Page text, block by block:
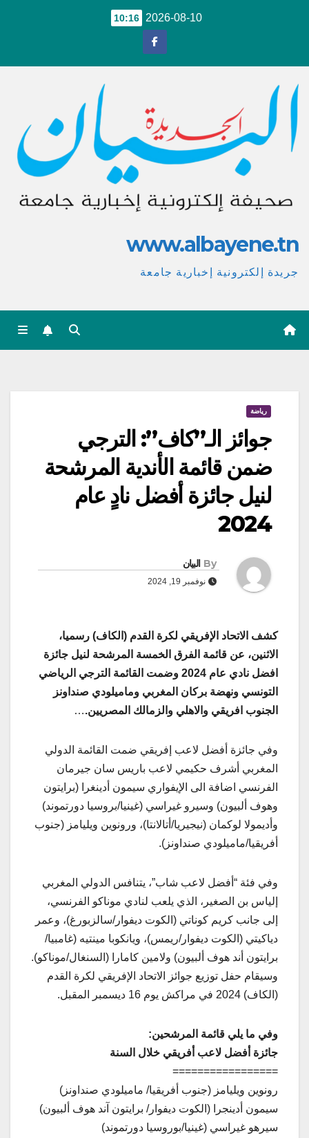
2026-08-10
10:16
www.albayene.tn
جريدة إلكترونية إخبارية جامعة
رياضة
جوائز الـ”كاف”: الترجي
ضمن قائمة الأندية المرشحة
لنيل جائزة أفضل نادٍ عام
2024
By البيان
نوفمبر 19, 2024
كشف الاتحاد الإفريقي لكرة القدم (الكاف) رسميا،
الاثنين، عن قائمة الفرق الخمسة المرشحة لنيل جائزة
افضل نادي عام 2024 وضمت القائمة الترجي الرياضي
التونسي ونهضة بركان المغربي وماميلودي صنداونز
الجنوب افريقي والاهلي والزمالك المصريين.…
وفي جائزة أفضل لاعب إفريقي ضمت القائمة الدولي
المغربي أشرف حكيمي لاعب باريس سان جيرمان
الفرنسي اضافة الى الإيفواري سيمون أدينغرا (برايتون
وهوف ألبيون) وسيرو غيراسي (غينيا/بروسيا دورتموند)
وأديمولا لوكمان (نيجيريا/أتالانتا)، ورونوين ويليامز (جنوب
أفريقيا/ماميلودي صنداونز).
وفي فئة “أفضل لاعب شاب”، يتنافس الدولي المغربي
إلياس بن الصغير، الذي يلعب لنادي موناكو الفرنسي،
إلى جانب كريم كوناتي (الكوت ديفوار/سالزبورغ)، وعمر
دياكيتي (الكوت ديفوار/ريمس)، ويانكوبا مينتيه (غامبيا/
برايتون أند هوف ألبيون) ولامين كامارا (السنغال/موناكو).
وسيقام حفل توزيع جوائز الاتحاد الإفريقي لكرة القدم
(الكاف) 2024 في مراكش يوم 16 ديسمبر المقبل.
وفي ما يلي قائمة المرشحين:
جائزة أفضل لاعب أفريقي خلال السنة
=================
رونوين ويليامز (جنوب أفريقيا/ ماميلودي صنداونز)
سيمون أدينجرا (الكوت ديفوار/ برايتون آند هوف ألبيون)
سيرهو غيراسي (غينيا/بوروسيا دورتموند)